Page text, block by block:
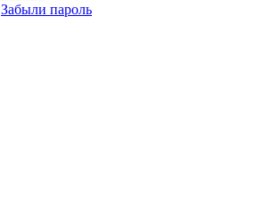
Забыли пароль